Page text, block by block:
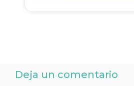
Deja un comentario